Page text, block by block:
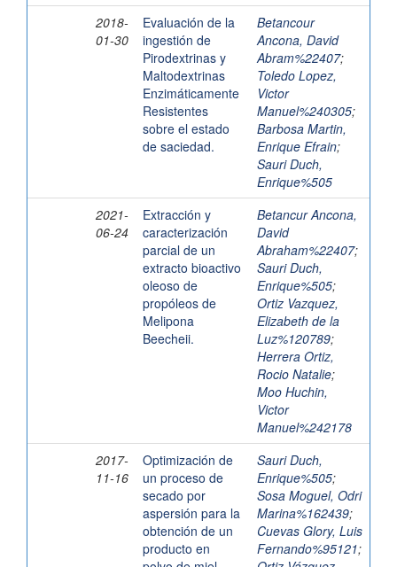
2018-
01-30
Evaluación de la
ingestión de
Pirodextrinas y
Maltodextrinas
Enzimáticamente
Resistentes
sobre el estado
de saciedad.
Betancour
Ancona, David
Abram%22407;
Toledo Lopez,
Victor
Manuel%240305;
Barbosa Martin,
Enrique Efrain;
Sauri Duch,
Enrique%505
2021-
06-24
Extracción y
caracterización
parcial de un
extracto bioactivo
oleoso de
propóleos de
Melipona
Beecheii.
Betancur Ancona,
David
Abraham%22407;
Sauri Duch,
Enrique%505;
Ortiz Vazquez,
Elizabeth de la
Luz%120789;
Herrera Ortiz,
Rocio Natalie;
Moo Huchin,
Victor
Manuel%242178
2017-
11-16
Optimización de
un proceso de
secado por
aspersión para la
obtención de un
producto en
Sauri Duch,
Enrique%505;
Sosa Moguel, Odri
Marina%162439;
Cuevas Glory, Luis
Fernando%95121;